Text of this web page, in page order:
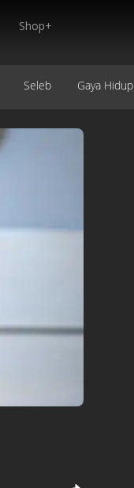
Shop+
Seleb Gaya Hidup